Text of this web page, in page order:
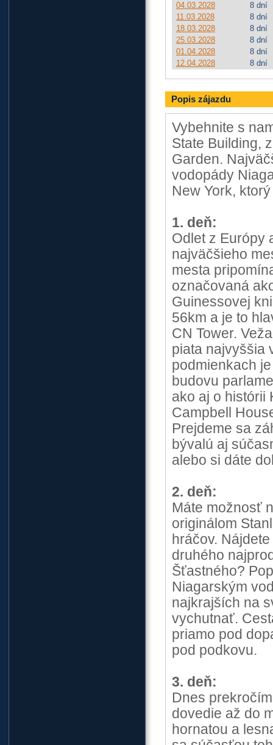
04.03.2028
8 dní
11.03.2028
8 dní
18.03.2028
8 dní
25.03.2028
8 dní
01.04.2028
8 dní
12.04.2028
8 dní
Popis zájazdu
Vybehnite s
State Building,
Garden.
vodopády
New York,
1. deň:
Odlet z Európy
najväčšieho
mesta
označovaná
Guinessovej
56km a je to
CN Tower.
piata najvyššia
podmienkach
budovu
ako aj o histórii
Campbell
Prejdeme sa
bývalú aj
alebo si dáte
2. deň:
Máte možnosť
originálom
hráčov.
druhého
Šťastného?
Niagarským
najkrajších na
vychutnať.
priamo pod
pod podkovu.
3. deň:
Dnes
dovedie až do
hornatou a